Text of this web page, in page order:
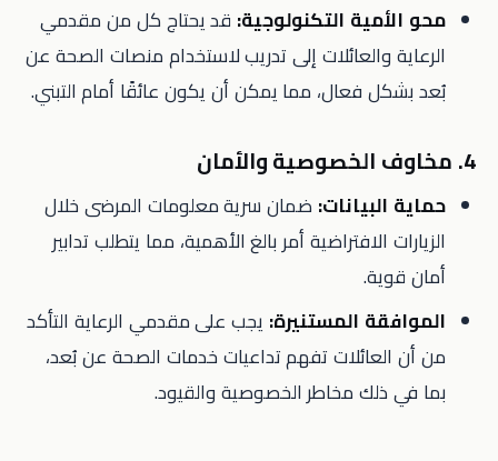
محو الأمية التكنولوجية: قد يحتاج كل من مقدمي
الرعاية والعائلات إلى تدريب لاستخدام منصات الصحة عن
بُعد بشكل فعال، مما يمكن أن يكون عائقًا أمام التبني.
4. مخاوف الخصوصية والأمان
حماية البيانات: ضمان سرية معلومات المرضى خلال
الزيارات الافتراضية أمر بالغ الأهمية، مما يتطلب تدابير
أمان قوية.
الموافقة المستنيرة: يجب على مقدمي الرعاية التأكد
من أن العائلات تفهم تداعيات خدمات الصحة عن بُعد،
بما في ذلك مخاطر الخصوصية والقيود.